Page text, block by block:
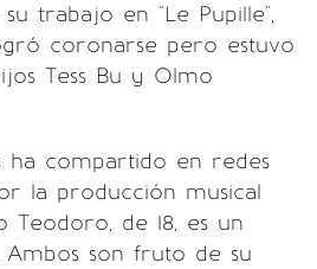
trabajo en "Le Pupille",
coronarse pero estuvo
Tess Bu y Olmo
ha compartido en redes
la producción musical
Teodoro, de 18, es un
son fruto de su